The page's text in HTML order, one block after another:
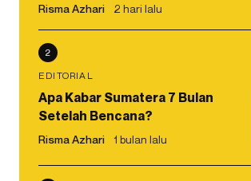
Risma Azhari 2 hari lalu
2
EDITORIAL
Apa Kabar Sumatera 7 Bulan
Setelah Bencana?
Risma Azhari 1 bulan lalu